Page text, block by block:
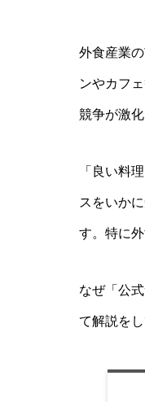
外食産業
ンやカフ
競争が激
「良い料
スをいか
す。特に
なぜ「公
て解説をし